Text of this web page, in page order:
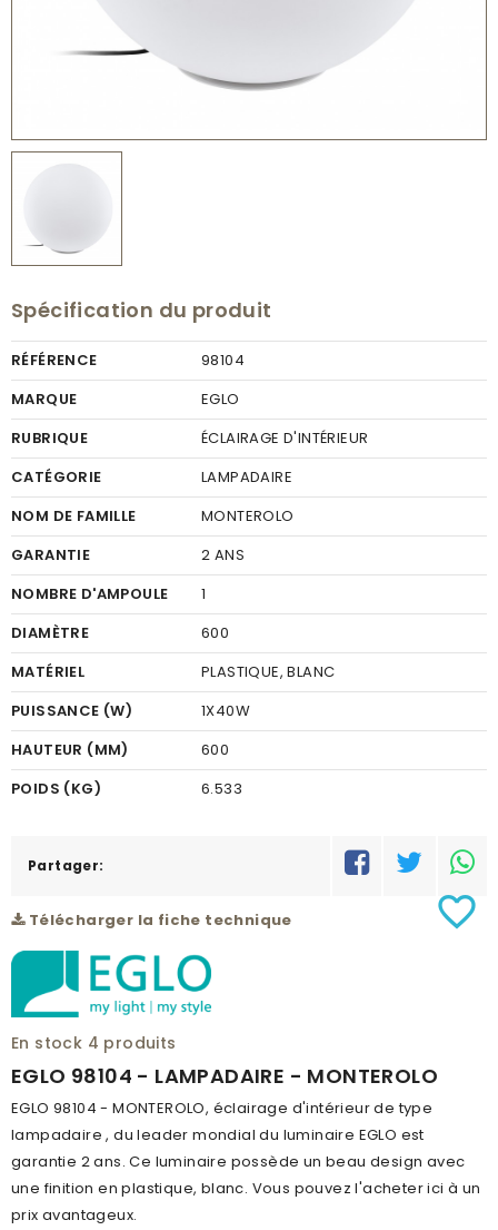
Spécification du produit
RÉFÉRENCE
98104
MARQUE
EGLO
RUBRIQUE
ÉCLAIRAGE D'INTÉRIEUR
CATÉGORIE
LAMPADAIRE
NOM DE FAMILLE
MONTEROLO
GARANTIE
2 ANS
NOMBRE D'AMPOULE
1
DIAMÈTRE
600
MATÉRIEL
PLASTIQUE, BLANC
PUISSANCE (W)
1X40W
HAUTEUR (MM)
600
POIDS (KG)
6.533
RÉSEAU
Partager:
Télécharger la fiche technique
En stock 4 produits
EGLO 98104 - LAMPADAIRE - MONTEROLO
EGLO 98104 - MONTEROLO, éclairage d'intérieur de type
lampadaire , du leader mondial du luminaire EGLO est
garantie 2 ans. Ce luminaire possède un beau design avec
une finition en plastique, blanc. Vous pouvez l'acheter ici à un
prix avantageux.
favorite_border